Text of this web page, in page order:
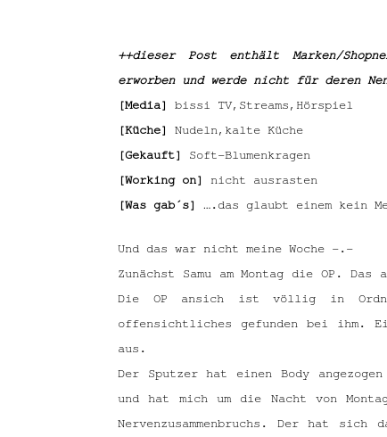
++dieser Post enthält Marken/
erworben und werde nicht für deren
[Media]
bissi TV,Streams,Hörspiel
[Küche]
Nudeln,kalte Küche
[Gekauft] Soft-Blumenkragen
[Working on]
nicht ausrasten
[Was gab´s] ….das glaubt einem kein
Und das war nicht meine Woche -.-
Zunächst Samu am Montag die OP.
Die OP ansich ist völlig in
offensichtliches gefunden bei ihm.
aus.
Der Sputzer hat einen Body
und hat mich um die Nacht von
Nervenzusammenbruchs. Der hat